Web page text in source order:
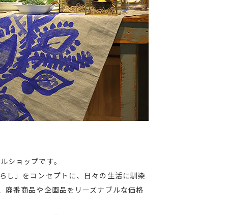
ショップです。
し」をコンセプトに、日々の生活に馴染
廃番商品や企画品をリーズナブルな価格